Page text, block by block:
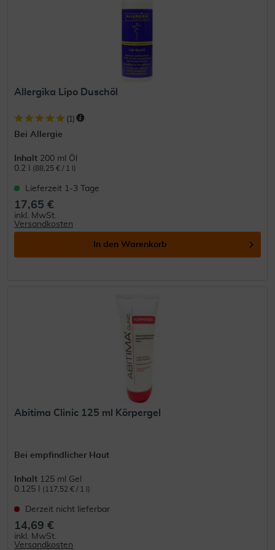
Allergika Lipo Duschöl
(1)
Bei Allergie
Inhalt 200 ml Öl
0.2 l
(88,25 € / 1 l)
Lieferzeit 1-3 Tage
17,65 €
inkl. MwSt.
Versandkosten
In den Warenkorb
Abitima Clinic 125 ml Körpergel
Bei empfindlicher Haut
Inhalt 125 ml Gel
0.125 l
(117,52 € / 1 l)
Derzeit nicht lieferbar
14,69 €
inkl. MwSt.
Versandkosten